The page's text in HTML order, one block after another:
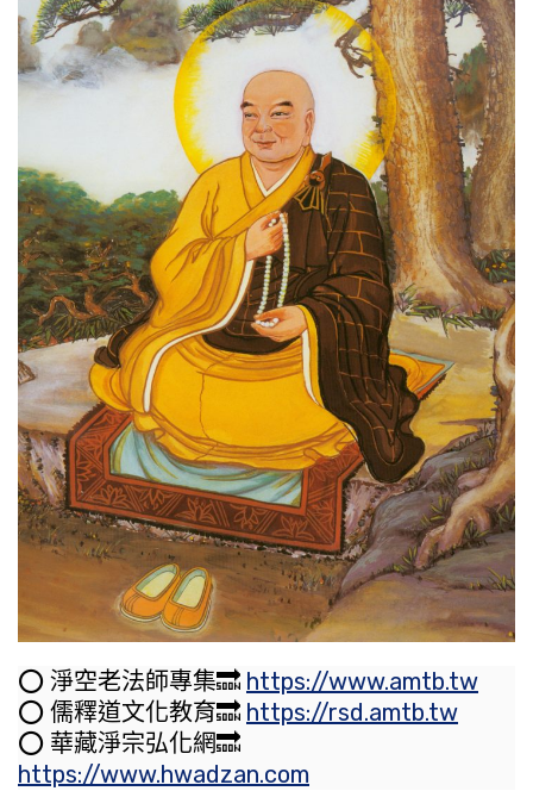
⭕️ 淨空老法師專集🔜 https://www.amtb.tw
⭕️ 儒釋道文化教育🔜 https://rsd.amtb.tw
⭕️ 華藏淨宗弘化網🔜
https://www.hwadzan.com